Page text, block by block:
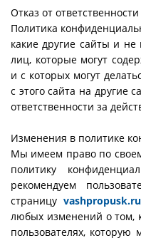
Отказ от ответственности
Политика
какие другие сайты и
лиц, которые могут
и с которых могут
с этого сайта на другие
ответственности за
Изменения в политике
Мы имеем право по
политику
рекомендуем
страницуvashpropusk.ru
любых изменений о
пользователях,